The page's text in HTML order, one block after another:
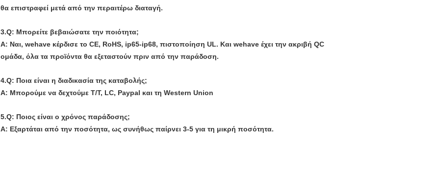
θα επιστραφεί μετά από την περαιτέρω διαταγή.
3.Q: Μπορείτε βεβαιώσατε την ποιότητα;
Α: Ναι, wehave κέρδισε το CE, RoHS, ip65-ip68, πιστοποίηση UL. Και wehave έχει την ακριβή QC
ομάδα, όλα τα προϊόντα θα εξεταστούν πριν από την παράδοση.
4.Q: Ποια είναι η διαδικασία της καταβολής;
Α: Μπορούμε να δεχτούμε T/T, LC, Paypal και τη Western Union
5.Q: Ποιος είναι ο χρόνος παράδοσης;
Α: Εξαρτάται από την ποσότητα, ως συνήθως παίρνει 3-5 για τη μικρή ποσότητα.